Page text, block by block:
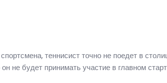
теннисист точно не поедет в
не будет принимать участие в главном